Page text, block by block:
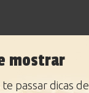
mostrar
passar dicas de